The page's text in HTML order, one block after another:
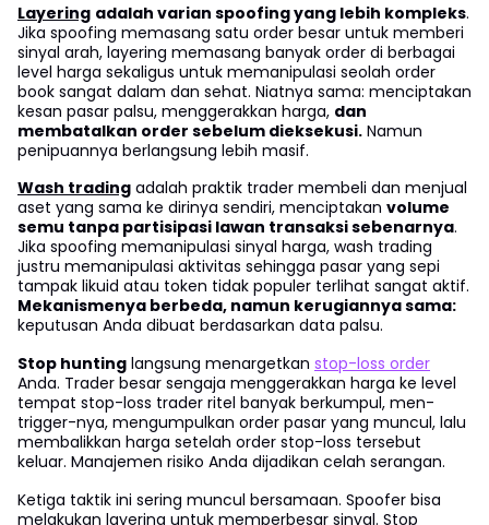
Layering adalah varian spoofing yang lebih kompleks.
Jika spoofing memasang satu order besar untuk memberi
sinyal arah, layering memasang banyak order di berbagai
level harga sekaligus untuk memanipulasi seolah order
book sangat dalam dan sehat. Niatnya sama: menciptakan
kesan pasar palsu, menggerakkan harga, dan
membatalkan order sebelum dieksekusi. Namun
penipuannya berlangsung lebih masif.
Wash trading adalah praktik trader membeli dan menjual
aset yang sama ke dirinya sendiri, menciptakan volume
semu tanpa partisipasi lawan transaksi sebenarnya.
Jika spoofing memanipulasi sinyal harga, wash trading
justru memanipulasi aktivitas sehingga pasar yang sepi
tampak likuid atau token tidak populer terlihat sangat aktif.
Mekanismenya berbeda, namun kerugiannya sama:
keputusan Anda dibuat berdasarkan data palsu.
Stop hunting langsung menargetkan stop-loss order
Anda. Trader besar sengaja menggerakkan harga ke level
tempat stop-loss trader ritel banyak berkumpul, men-
trigger-nya, mengumpulkan order pasar yang muncul, lalu
membalikkan harga setelah order stop-loss tersebut
keluar. Manajemen risiko Anda dijadikan celah serangan.
Ketiga taktik ini sering muncul bersamaan. Spoofer bisa
melakukan layering untuk memperbesar sinyal. Stop